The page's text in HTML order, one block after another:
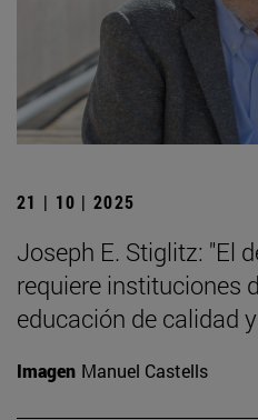
21 | 10 | 2025
Joseph E. Stiglitz: "El
requiere instituciones
educación de calidad
Imagen Manuel Castells